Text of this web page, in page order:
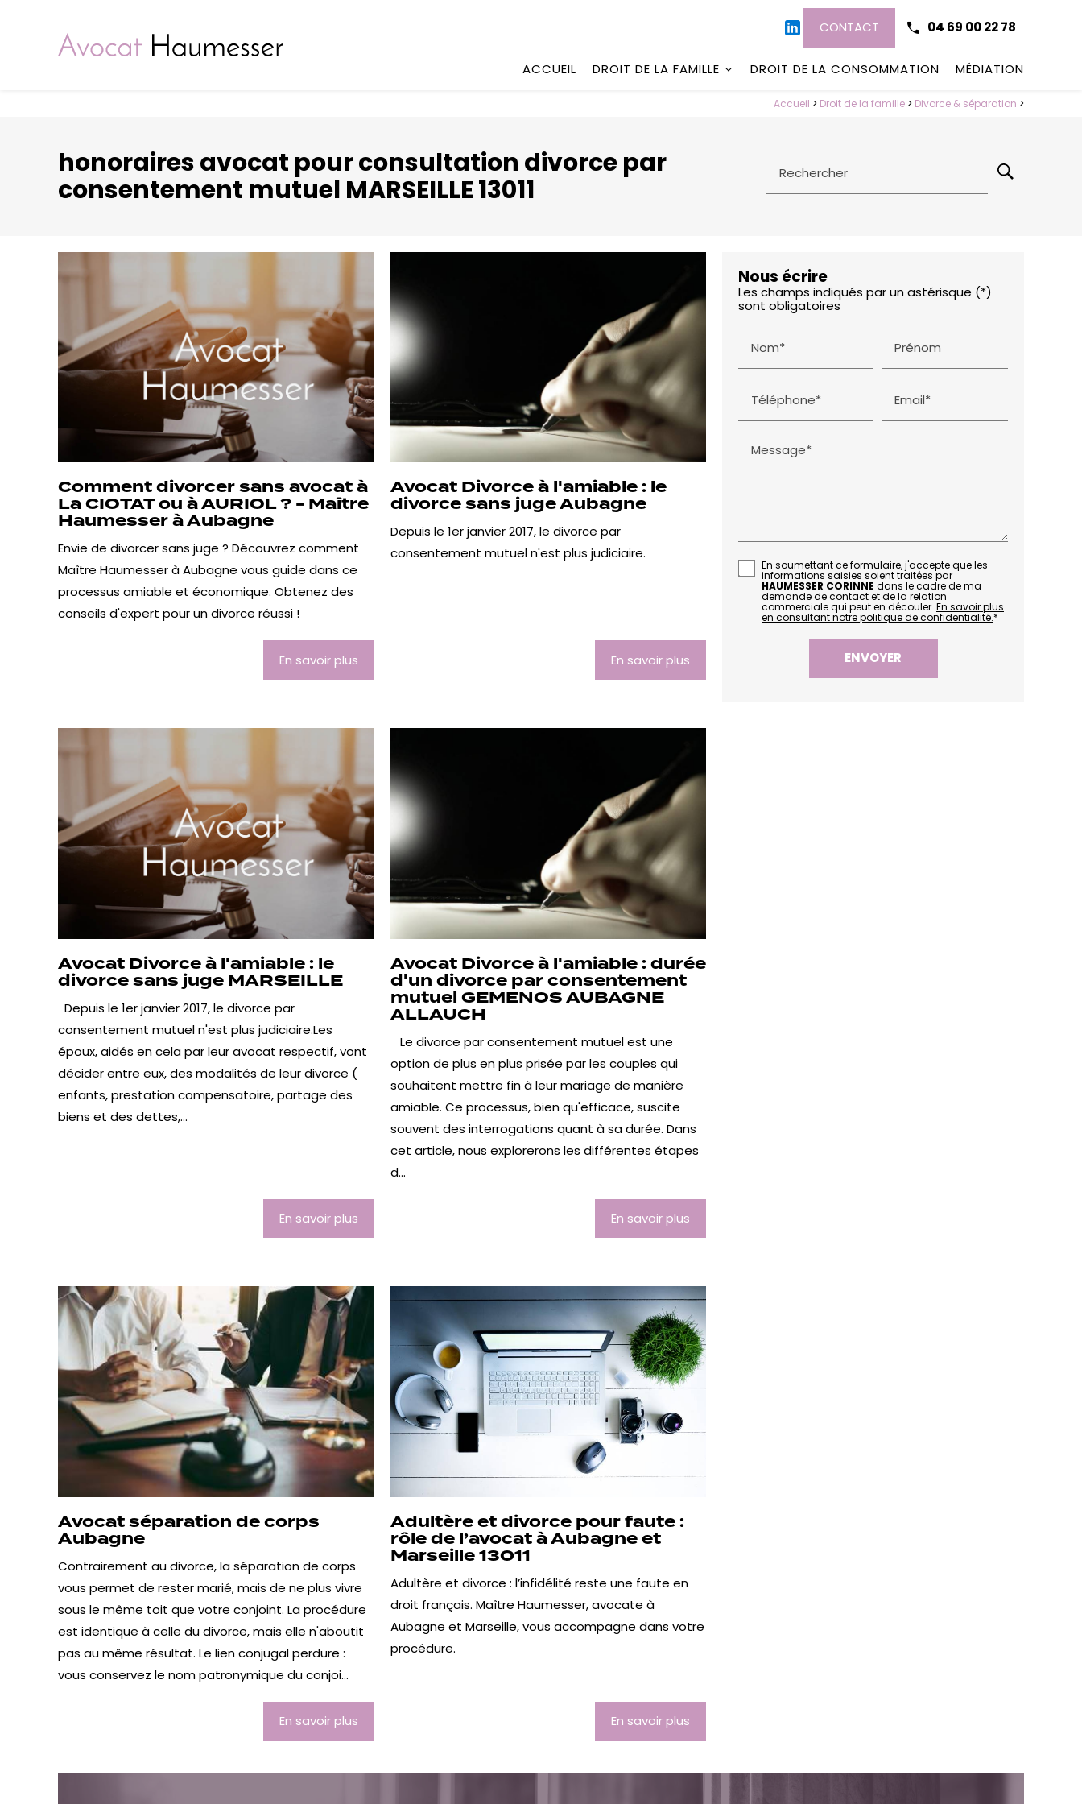
CONTACT 04 69 00 22 78
ACCUEIL DROIT DE LA FAMILLE DROIT DE LA CONSOMMATION MÉDIATION
Accueil > Droit de la famille > Divorce & séparation >
honoraires avocat pour consultation divorce par
consentement mutuel MARSEILLE 13011
Rechercher
Comment divorcer sans avocat à
La CIOTAT ou à AURIOL ? - Maître
Haumesser à Aubagne
Envie de divorcer sans juge ? Découvrez comment
Maître Haumesser à Aubagne vous guide dans ce
processus amiable et économique. Obtenez des
conseils d'expert pour un divorce réussi !
En savoir plus
Avocat Divorce à l'amiable : le
divorce sans juge Aubagne
Depuis le 1er janvier 2017, le divorce par
consentement mutuel n'est plus judiciaire.
En savoir plus
Avocat Divorce à l'amiable : le
divorce sans juge MARSEILLE
Depuis le 1er janvier 2017, le divorce par
consentement mutuel n'est plus judiciaire.Les
époux, aidés en cela par leur avocat respectif, vont
décider entre eux, des modalités de leur divorce (
enfants, prestation compensatoire, partage des
biens et des dettes,...
En savoir plus
Avocat Divorce à l'amiable : durée
d'un divorce par consentement
mutuel GEMENOS AUBAGNE
ALLAUCH
Le divorce par consentement mutuel est une
option de plus en plus prisée par les couples qui
souhaitent mettre fin à leur mariage de manière
amiable. Ce processus, bien qu'efficace, suscite
souvent des interrogations quant à sa durée. Dans
cet article, nous explorerons les différentes étapes
d...
En savoir plus
Avocat séparation de corps
Aubagne
Contrairement au divorce, la séparation de corps
vous permet de rester marié, mais de ne plus vivre
sous le même toit que votre conjoint. La procédure
est identique à celle du divorce, mais elle n'aboutit
pas au même résultat. Le lien conjugal perdure :
vous conservez le nom patronymique du conjoi...
En savoir plus
Adultère et divorce pour faute :
rôle de l’avocat à Aubagne et
Marseille 13011
Adultère et divorce : l’infidélité reste une faute en
droit français. Maître Haumesser, avocate à
Aubagne et Marseille, vous accompagne dans votre
procédure.
En savoir plus
Nous écrire
Les champs indiqués par un astérisque (*)
sont obligatoires
Nom* Prénom
Téléphone* Email*
Message*
En soumettant ce formulaire, j'accepte que les
informations saisies soient traitées par
HAUMESSER CORINNE dans le cadre de ma
demande de contact et de la relation
commerciale qui peut en découler. En savoir plus
en consultant notre politique de confidentialité.*